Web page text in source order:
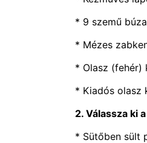
* 9 szemű
* Mézes
* Olasz (fehér)
* Kiadós olasz
2. Válassza ki
* Sütőben sült